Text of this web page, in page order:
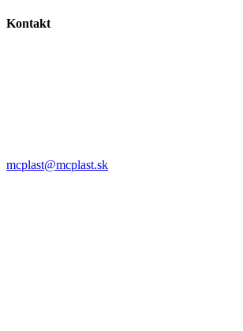
Kontakt
mcplast@mcplast.sk